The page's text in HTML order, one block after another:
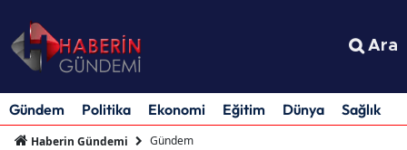
Ara
Gündem Politika Ekonomi Eğitim Dünya Sağlık
Haberin Gündemi Gündem